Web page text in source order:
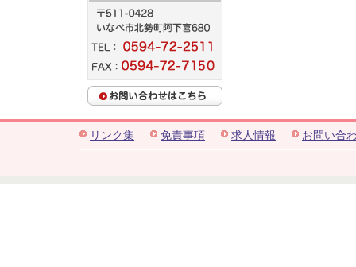
リンク集 免責事項 求人情報 お問い合